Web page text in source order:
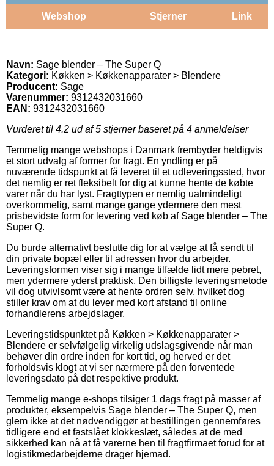
Webshop Stjerner Link
Navn: Sage blender – The Super Q
Kategori: Køkken > Køkkenapparater > Blendere
Producent: Sage
Varenummer: 9312432031660
EAN: 9312432031660
Vurderet til 4.2 ud af 5 stjerner baseret på 4 anmeldelser
Temmelig mange webshops i Danmark frembyder heldigvis
et stort udvalg af former for fragt. En yndling er på
nuværende tidspunkt at få leveret til et udleveringssted, hvor
det nemlig er ret fleksibelt for dig at kunne hente de købte
varer når du har lyst. Fragttypen er nemlig ualmindeligt
overkommelig, samt mange gange ydermere den mest
prisbevidste form for levering ved køb af Sage blender – The
Super Q.
Du burde alternativt beslutte dig for at vælge at få sendt til
din private bopæl eller til adressen hvor du arbejder.
Leveringsformen viser sig i mange tilfælde lidt mere pebret,
men ydermere yderst praktisk. Den billigste leveringsmetode
vil dog utvivlsomt være at hente ordren selv, hvilket dog
stiller krav om at du lever med kort afstand til online
forhandlerens arbejdslager.
Leveringstidspunktet på Køkken > Køkkenapparater >
Blendere er selvfølgelig virkelig udslagsgivende når man
behøver din ordre inden for kort tid, og herved er det
forholdsvis klogt at vi ser nærmere på den forventede
leveringsdato på det respektive produkt.
Temmelig mange e-shops tilsiger 1 dags fragt på masser af
produkter, eksempelvis Sage blender – The Super Q, men
glem ikke at det nødvendiggør at bestillingen gennemføres
tidligere end et fastslået klokkeslæt, således at de med
sikkerhed kan nå at få varerne hen til fragtfirmaet forud for at
logistikmedarbejderne drager hjemad.